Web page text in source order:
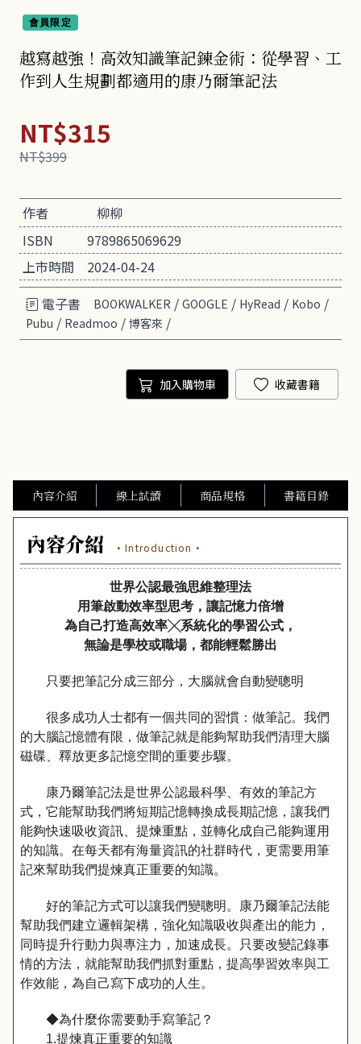
會員限定
越寫越強！高效知識筆記鍊金術：從學習、工
作到人生規劃都適用的康乃爾筆記法
NT$315
NT$399
作者
柳柳
ISBN
9789865069629
上市時間
2024-04-24
電子書
BOOKWALKER / GOOGLE / HyRead / Kobo /
Pubu / Readmoo / 博客來 /
加入購物車 收藏書籍
內容介紹 線上試讀 商品規格 書籍目錄
內容介紹 ·Introduction·
世界公認最強思維整理法
用筆啟動效率型思考，讓記憶力倍增
為自己打造高效率╳系統化的學習公式，
無論是學校或職場，都能輕鬆勝出
只要把筆記分成三部分，大腦就會自動變聰明
很多成功人士都有一個共同的習慣：做筆記。我們
的大腦記憶體有限，做筆記就是能夠幫助我們清理大腦
磁碟、釋放更多記憶空間的重要步驟。
康乃爾筆記法是世界公認最科學、有效的筆記方
式，它能幫助我們將短期記憶轉換成長期記憶，讓我們
能夠快速吸收資訊、提煉重點，並轉化成自己能夠運用
的知識。在每天都有海量資訊的社群時代，更需要用筆
記來幫助我們提煉真正重要的知識。
好的筆記方式可以讓我們變聰明。康乃爾筆記法能
幫助我們建立邏輯架構，強化知識吸收與產出的能力，
同時提升行動力與專注力，加速成長。只要改變記錄事
情的方法，就能幫助我們抓對重點，提高學習效率與工
作效能，為自己寫下成功的人生。
◆為什麼你需要動手寫筆記？
1.提煉真正重要的知識